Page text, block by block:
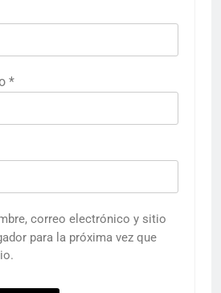
*
correo electrónico y sitio
para la próxima vez que